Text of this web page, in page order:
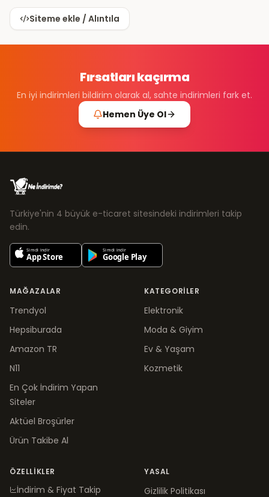
Siteme ekle / Alıntıla
Fırsatları kaçırma
En iyi indirimleri bildirim olarak al, sahte indirimleri fark et.
Hemen Üye Ol
Türkiye'nin 4 büyük e-ticaret sitesindeki indirimleri takip
edin.
MAĞAZALAR
Trendyol
Hepsiburada
Amazon TR
N11
En Çok İndirim Yapan
Siteler
Aktüel Broşürler
Ürün Takibe Al
KATEGORILER
Elektronik
Moda & Giyim
Ev & Yaşam
Kozmetik
ÖZELLIKLER
İndirim & Fiyat Takip
YASAL
Gizlilik Politikası